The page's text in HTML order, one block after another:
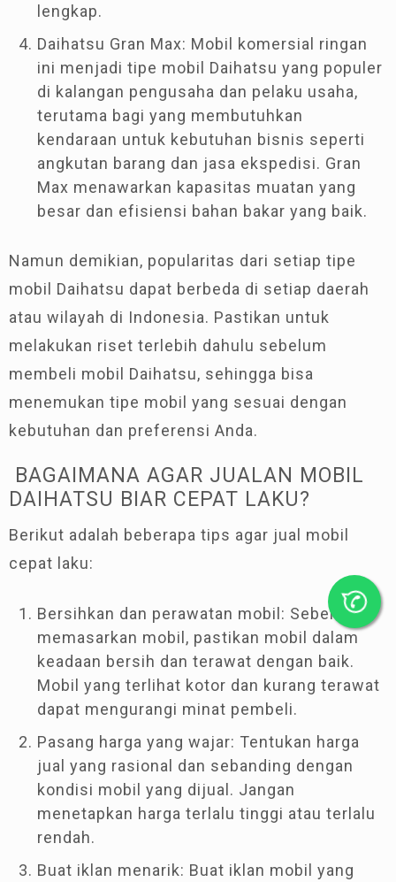
lengkap.
Daihatsu Gran Max: Mobil komersial ringan
ini menjadi tipe mobil Daihatsu yang populer
di kalangan pengusaha dan pelaku usaha,
terutama bagi yang membutuhkan
kendaraan untuk kebutuhan bisnis seperti
angkutan barang dan jasa ekspedisi. Gran
Max menawarkan kapasitas muatan yang
besar dan efisiensi bahan bakar yang baik.
Namun demikian, popularitas dari setiap tipe
mobil Daihatsu dapat berbeda di setiap daerah
atau wilayah di Indonesia. Pastikan untuk
melakukan riset terlebih dahulu sebelum
membeli mobil Daihatsu, sehingga bisa
menemukan tipe mobil yang sesuai dengan
kebutuhan dan preferensi Anda.
BAGAIMANA AGAR JUALAN MOBIL
DAIHATSU BIAR CEPAT LAKU?
Berikut adalah beberapa tips agar jual mobil
cepat laku:
Bersihkan dan perawatan mobil: Sebelum
memasarkan mobil, pastikan mobil dalam
keadaan bersih dan terawat dengan baik.
Mobil yang terlihat kotor dan kurang terawat
dapat mengurangi minat pembeli.
Pasang harga yang wajar: Tentukan harga
jual yang rasional dan sebanding dengan
kondisi mobil yang dijual. Jangan
menetapkan harga terlalu tinggi atau terlalu
rendah.
Buat iklan menarik: Buat iklan mobil yang